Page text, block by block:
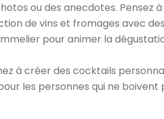
ou des anecdotes.
de vins et fromages avec
pour animer la
à créer des cocktails
les personnes qui ne